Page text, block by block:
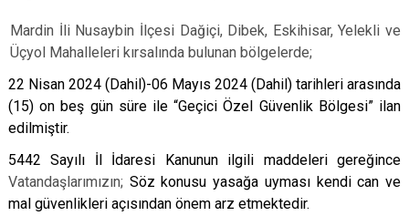
Mardin İli Nusaybin İlçesi Dağiçi, Dibek, Eskihisar, Yelekli ve
Üçyol Mahalleleri kırsalında bulunan bölgelerde;
22 Nisan 2024 (Dahil)-06 Mayıs 2024 (Dahil) tarihleri arasında
(15) on beş gün süre ile “Geçici Özel Güvenlik Bölgesi” ilan
edilmiştir.
5442 Sayılı İl İdaresi Kanunun ilgili maddeleri gereğince
Vatandaşlarımızın; Söz konusu yasağa uyması kendi can ve
mal güvenlikleri açısından önem arz etmektedir.